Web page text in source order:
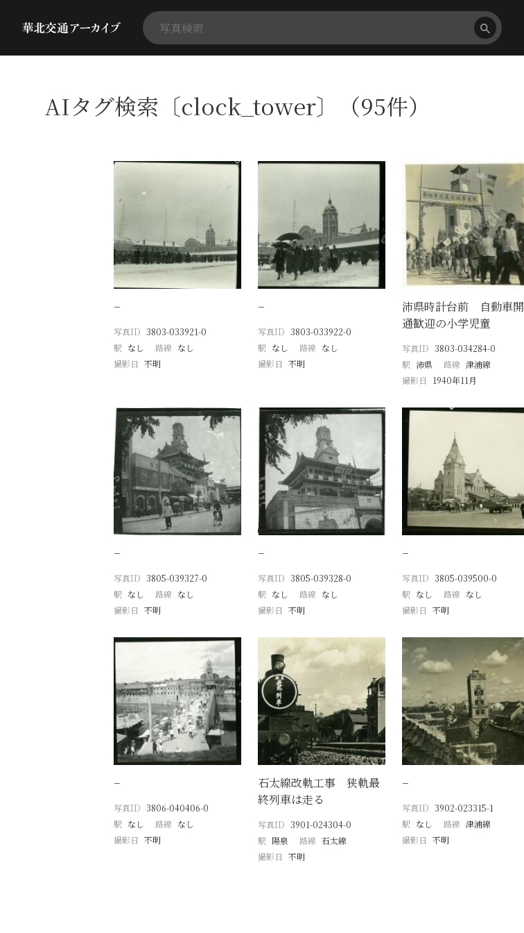
AIタグ検索〔clock_tower〕（95件）
−
写真ID 3803-033921-0
駅 なし 路線 なし
撮影日 不明
−
写真ID 3803-033922-0
駅 なし 路線 なし
撮影日 不明
沛県時計台前 自動車開
通歓迎の小学児童
写真ID 3803-034284-0
駅 沛県 路線 津浦線
撮影日
1940年11月
−
写真ID 3805-039327-0
駅 なし 路線 なし
撮影日 不明
−
写真ID 3805-039328-0
駅 なし 路線 なし
撮影日 不明
−
写真ID 3805-039500-0
駅 なし 路線 なし
撮影日 不明
−
写真ID 3806-040406-0
駅 なし 路線 なし
撮影日 不明
石太線改軌工事 狭軌最
終列車は走る
写真ID 3901-024304-0
駅 陽泉 路線 石太線
撮影日 不明
−
写真ID 3902-023315-1
駅 なし 路線 津浦線
撮影日 不明